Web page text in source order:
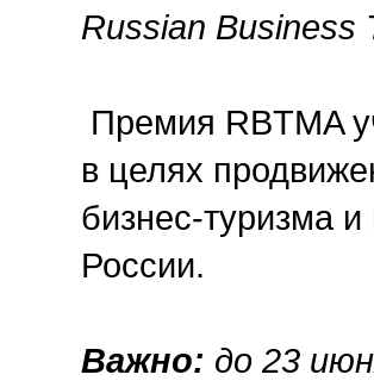
Russian Business
Премия RBTMA
в целях
бизнес-туризма и
России.
Важно: до 23